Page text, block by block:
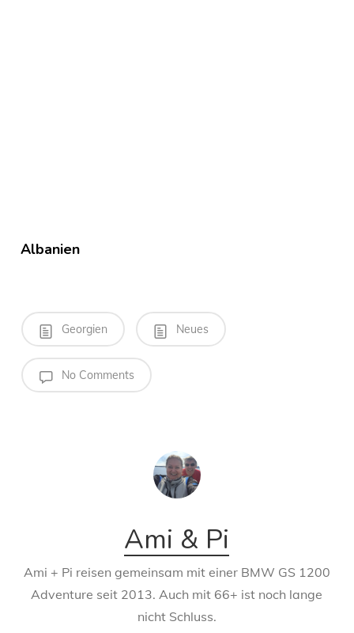
Albanien
Georgien Neues
No Comments
Ami & Pi
Ami + Pi reisen gemeinsam mit einer BMW GS 1200
Adventure seit 2013. Auch mit 66+ ist noch lange
nicht Schluss.